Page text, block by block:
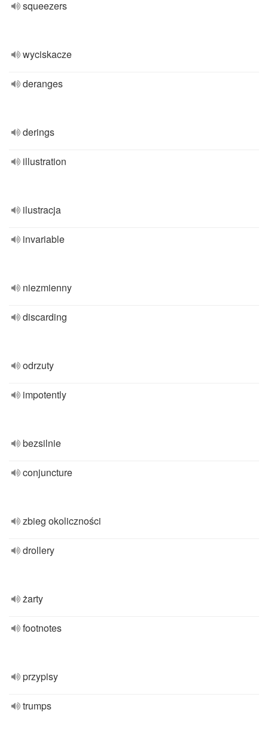
squeezers
wyciskacze
deranges
derings
illustration
ilustracja
invariable
niezmienny
discarding
odrzuty
impotently
bezsilnie
conjuncture
zbieg okoliczności
drollery
żarty
footnotes
przypisy
trumps